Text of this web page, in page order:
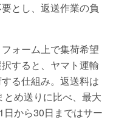
とし、返送作業の負
ォーム上で集荷希望
すると、ヤマト運輸
る仕組み。返送料は
め送りに比べ、最大
から30日まではサー